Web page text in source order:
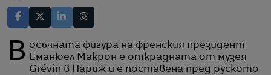
Восъчната фигура на френския президент
Еманюел Макрон е открадната от музея
Grévin в Париж и е поставена пред руското